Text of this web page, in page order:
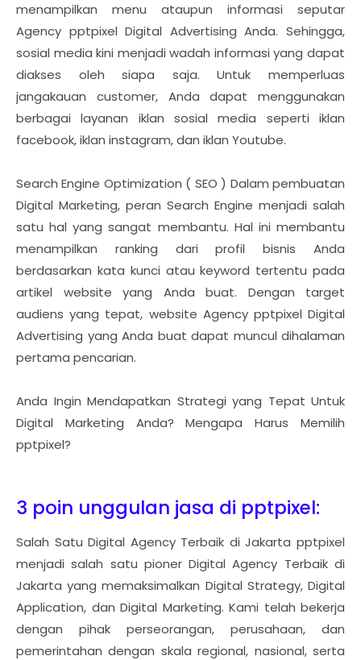
menampilkan menu ataupun informasi seputar
Agency pptpixel Digital Advertising Anda. Sehingga,
sosial media kini menjadi wadah informasi yang dapat
diakses oleh siapa saja. Untuk memperluas
jangakauan customer, Anda dapat menggunakan
berbagai layanan iklan sosial media seperti iklan
facebook, iklan instagram, dan iklan Youtube.
Search Engine Optimization ( SEO ) Dalam pembuatan
Digital Marketing, peran Search Engine menjadi salah
satu hal yang sangat membantu. Hal ini membantu
menampilkan ranking dari profil bisnis Anda
berdasarkan kata kunci atau keyword tertentu pada
artikel website yang Anda buat. Dengan target
audiens yang tepat, website Agency pptpixel Digital
Advertising yang Anda buat dapat muncul dihalaman
pertama pencarian.
Anda Ingin Mendapatkan Strategi yang Tepat Untuk
Digital Marketing Anda? Mengapa Harus Memilih
pptpixel?
3 poin unggulan jasa di pptpixel:
Salah Satu Digital Agency Terbaik di Jakarta pptpixel
menjadi salah satu pioner Digital Agency Terbaik di
Jakarta yang memaksimalkan Digital Strategy, Digital
Application, dan Digital Marketing. Kami telah bekerja
dengan pihak perseorangan, perusahaan, dan
pemerintahan dengan skala regional, nasional, serta